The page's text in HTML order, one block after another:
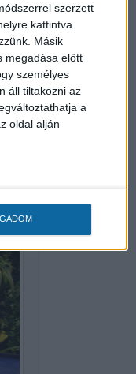
szerzett
kattintva
Másik
megadása előtt
személyes
áll tiltakozni az
a
oldal alján